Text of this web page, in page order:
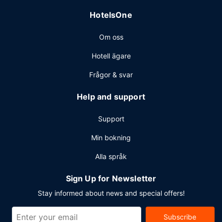
Gäster har tillgång till bland annat business-service,
ett event i Las Vegas? På detta hotell finns det event- och
däribland konferenscenter och 349 mötesrum. Parkering
(avgift tillkommer) erbjuds på plats.
HotelsOne
Om oss
Hotell ägare
Frågor & svar
Help and support
Support
Min bokning
Alla språk
Sign Up for Newsletter
Stay informed about news and special offers!
Subscribe